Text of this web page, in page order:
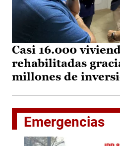
Casi 16.000
rehabilitadas
millones de
Emergencias